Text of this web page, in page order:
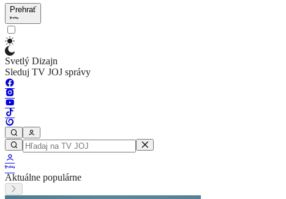
Prehrať
Svetlý Dizajn
Sleduj TV JOJ správy
Aktuálne populárne